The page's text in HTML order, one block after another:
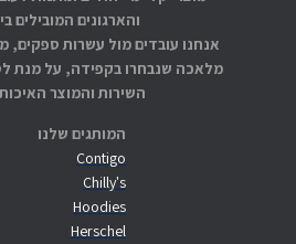
המותגים שלנו
Contigo
Chilly's
Hoodies
Herschel
והארגונים המובילים
אנחנו עובדים מול עשרות ספקים,
מלאכה שנבחרו בקפידה, על מנת
השירות והמוצר